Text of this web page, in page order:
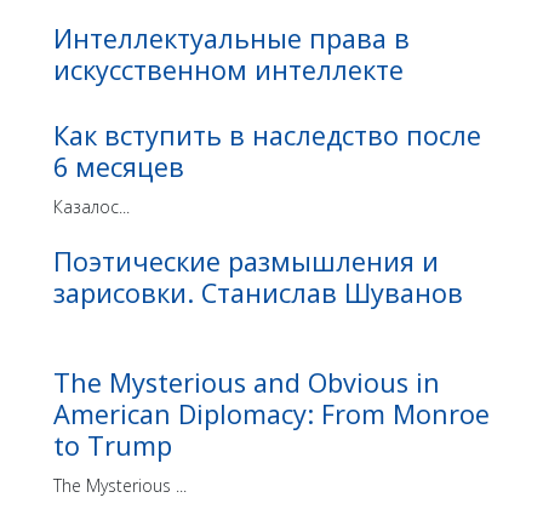
Интеллектуальные права в
искусственном интеллекте
Как вступить в наследство после
6 месяцев
Казалос...
Поэтические размышления и
зарисовки. Станислав Шуванов
The Mysterious and Obvious in
American Diplomacy: From Monroe
to Trump
The Mysterious ...